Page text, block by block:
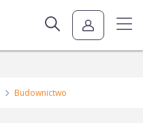
Budownictwo